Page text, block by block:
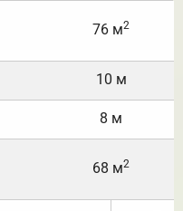
76 м2
10 м
8 м
68 м2